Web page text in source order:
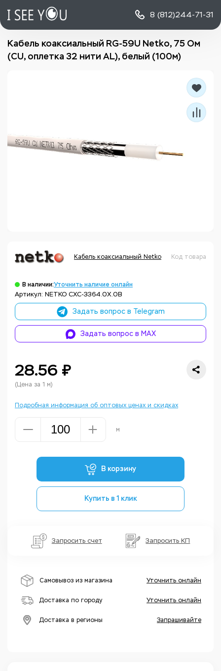
8 (812)244-71-31
Кабель коаксиальный RG-59U Netko, 75 Ом
(CU, оплетка 32 нити AL), белый (100м)
Кабель коаксиальный Netko Код товара:
В наличии:Уточнить наличие онлайн
Артикул: NETKO CXC-3364.0X.0B
Задать вопрос в Telegram
Задать вопрос в MAX
28.56 ₽
(Цена за 1 м)
Подробная информация об оптовых ценах и скидках
м
В корзину
Купить в 1 клик
Запросить счет Запросить КП
Самовывоз из магазина Уточнить онлайн
Доставка по городу Уточнить онлайн
Доставка в регионы Запрашивайте